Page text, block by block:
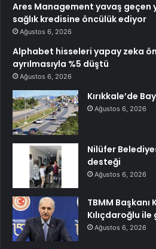
Ares Management yavaş geçen
sağlık kredisine öncülük ediyor
Ağustos 6, 2026
Alphabet hisseleri yapay zeka
ayrılmasıyla %5 düştü
Ağustos 6, 2026
Kırıkkale’de
Ağustos 6, 2026
Nilüfer
desteği
Ağustos 6, 2026
TBMM Başkanı
Kılıçdaroğlu
Ağustos 6, 2026